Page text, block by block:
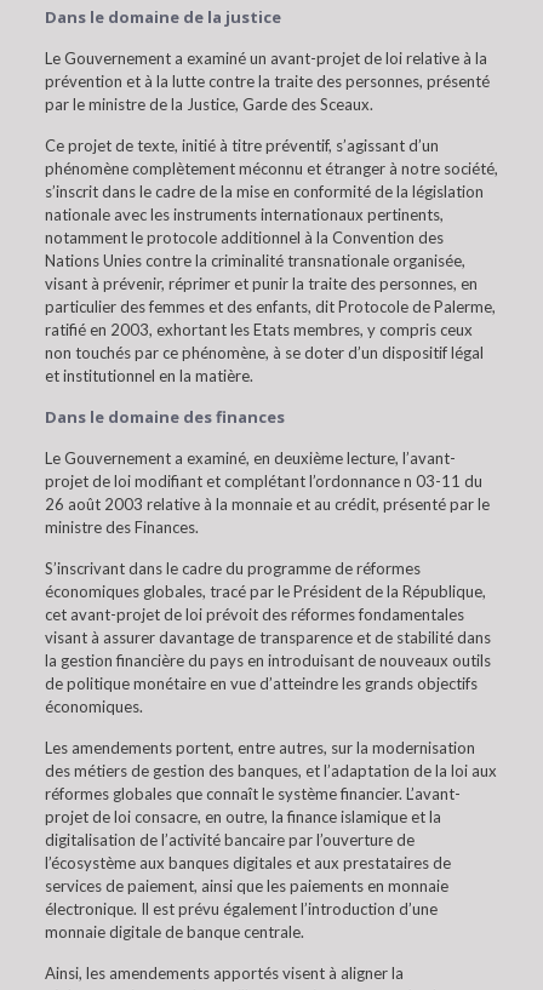
Dans le domaine de la justice
Le Gouvernement a examiné un avant-projet de loi relative à la
prévention et à la lutte contre la traite des personnes, présenté
par le ministre de la Justice, Garde des Sceaux.
Ce projet de texte, initié à titre préventif, s’agissant d’un
phénomène complètement méconnu et étranger à notre société,
s’inscrit dans le cadre de la mise en conformité de la législation
nationale avec les instruments internationaux pertinents,
notamment le protocole additionnel à la Convention des
Nations Unies contre la criminalité transnationale organisée,
visant à prévenir, réprimer et punir la traite des personnes, en
particulier des femmes et des enfants, dit Protocole de Palerme,
ratifié en 2003, exhortant les Etats membres, y compris ceux
non touchés par ce phénomène, à se doter d’un dispositif légal
et institutionnel en la matière.
Dans le domaine des finances
Le Gouvernement a examiné, en deuxième lecture, l’avant-
projet de loi modifiant et complétant l’ordonnance n 03-11 du
26 août 2003 relative à la monnaie et au crédit, présenté par le
ministre des Finances.
S’inscrivant dans le cadre du programme de réformes
économiques globales, tracé par le Président de la République,
cet avant-projet de loi prévoit des réformes fondamentales
visant à assurer davantage de transparence et de stabilité dans
la gestion financière du pays en introduisant de nouveaux outils
de politique monétaire en vue d’atteindre les grands objectifs
économiques.
Les amendements portent, entre autres, sur la modernisation
des métiers de gestion des banques, et l’adaptation de la loi aux
réformes globales que connaît le système financier. L’avant-
projet de loi consacre, en outre, la finance islamique et la
digitalisation de l’activité bancaire par l’ouverture de
l’écosystème aux banques digitales et aux prestataires de
services de paiement, ainsi que les paiements en monnaie
électronique. Il est prévu également l’introduction d’une
monnaie digitale de banque centrale.
Ainsi, les amendements apportés visent à aligner la